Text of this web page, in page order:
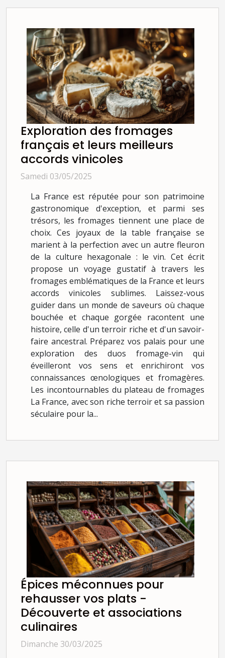
Exploration des fromages
français et leurs meilleurs
accords vinicoles
Samedi 03/05/2025
La France est réputée pour son patrimoine
gastronomique d'exception, et parmi ses
trésors, les fromages tiennent une place de
choix. Ces joyaux de la table française se
marient à la perfection avec un autre fleuron
de la culture hexagonale : le vin. Cet écrit
propose un voyage gustatif à travers les
fromages emblématiques de la France et leurs
accords vinicoles sublimes. Laissez-vous
guider dans un monde de saveurs où chaque
bouchée et chaque gorgée racontent une
histoire, celle d'un terroir riche et d'un savoir-
faire ancestral. Préparez vos palais pour une
exploration des duos fromage-vin qui
éveilleront vos sens et enrichiront vos
connaissances œnologiques et fromagères.
Les incontournables du plateau de fromages
La France, avec son riche terroir et sa passion
séculaire pour la...
Épices méconnues pour
rehausser vos plats -
Découverte et associations
culinaires
Dimanche 30/03/2025